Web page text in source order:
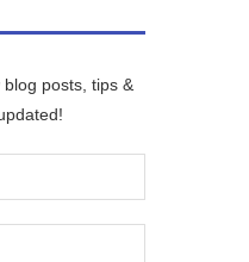
posts, tips &